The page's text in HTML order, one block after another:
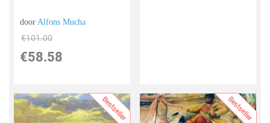
door Alfons Mucha
€101.00
€58.58
Bestseller Bestseller